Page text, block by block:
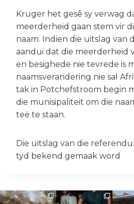
Kruger het gesê sy verwag
meerderheid gaan stem vir
naam. Indien die uitslag van
aandui dat die meerderheid
en besighede nie tevrede is
naamsverandering nie sal
tak in Potchefstroom begin
die munisipaliteit om die
teë te staan.
Die uitslag van die
tyd bekend gemaak word